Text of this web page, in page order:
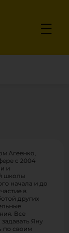
Агеенко,
с 2004
и
школы
начала и до
в
других
Все
Яну
по своим